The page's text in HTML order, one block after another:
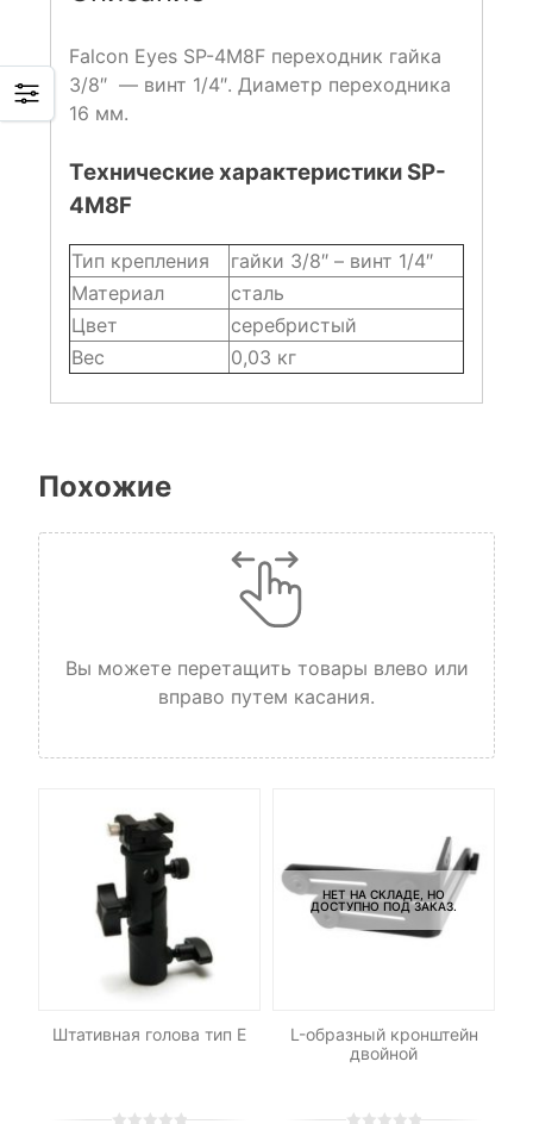
Falcon Eyes SP-4M8F переходник гайка
3/8″ — винт 1/4″. Диаметр переходника
16 мм.
Технические характеристики SP-
4M8F
Тип крепления
гайки 3/8″ – винт 1/4″
Материал
сталь
Цвет
серебристый
Вес
0,03 кг
Похожие
Вы можете перетащить товары влево или
вправо путем касания.
Штативная голова тип Е
НЕТ НА СКЛАДЕ, НО
ДОСТУПНО ПОД ЗАКАЗ.
L-образный кронштейн
двойной